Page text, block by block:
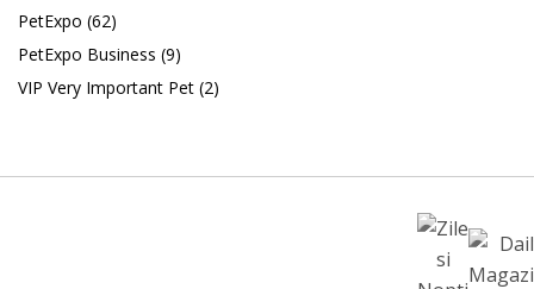
PetExpo (62)
PetExpo Business (9)
VIP Very Important Pet (2)